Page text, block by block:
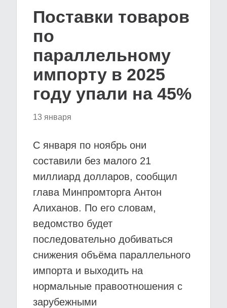
Поставки товаров
по
параллельному
импорту в 2025
году упали на 45%
13 января
С января по ноябрь они
составили без малого 21
миллиард долларов, сообщил
глава Минпромторга Антон
Алиханов. По его словам,
ведомство будет
последовательно добиваться
снижения объёма параллельного
импорта и выходить на
нормальные правоотношения с
зарубежными